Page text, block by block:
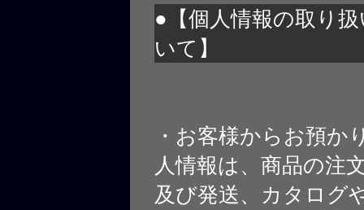
●【個人情報の取り
いて】
・お客様からお預か
人情報は、商品の注
及び発送、カタログ